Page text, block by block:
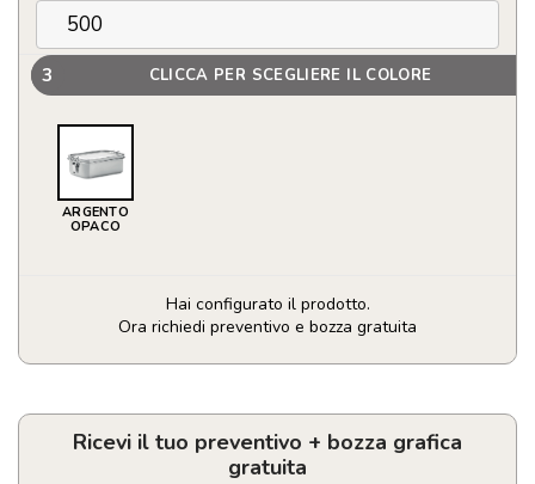
3 CLICCA PER SCEGLIERE IL COLORE
ARGENTO
OPACO
Hai configurato il prodotto.
Ora richiedi preventivo e bozza gratuita
Portapranzo
in
acciaioRicevi il tuo preventivo + bozza grafica
gratuita